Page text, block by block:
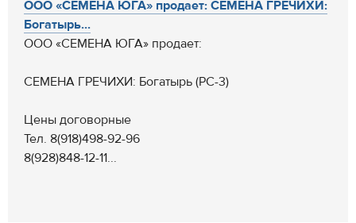
ООО «СЕМЕНА ЮГА» продает: СЕМЕНА ГРЕЧИХИ:
Богатырь...
ООО «СЕМЕНА ЮГА» продает:
СЕМЕНА ГРЕЧИХИ: Богатырь (РС-3)
Цены договорные
Тел. 8(918)498-92-96
8(928)848-12-11...